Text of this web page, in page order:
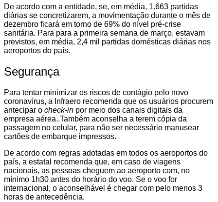
De acordo com a entidade, se, em média, 1.663 partidas
diárias se concretizarem, a movimentação durante o mês de
dezembro ficará em torno de 69% do nível pré-crise
sanitária. Para para a primeira semana de março, estavam
previstos, em média, 2,4 mil partidas domésticas diárias nos
aeroportos do país.
Segurança
Para tentar minimizar os riscos de contágio pelo novo
coronavírus, a Infraero recomenda que os usuários procurem
antecipar o check-in por meio dos canais digitais da
empresa aérea..Também aconselha a terem cópia da
passagem no celular, para não ser necessário manusear
cartões de embarque impressos.
De acordo com regras adotadas em todos os aeroportos do
país, a estatal recomenda que, em caso de viagens
nacionais, as pessoas cheguem ao aeroporto com, no
mínimo 1h30 antes do horário do voo. Se o voo for
internacional, o aconselhável é chegar com pelo menos 3
horas de antecedência.